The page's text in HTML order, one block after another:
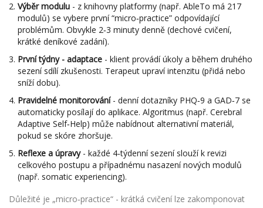
Výběr modulu - z knihovny platformy (např. AbleTo má 217
modulů) se vybere první “micro‑practice” odpovídající
problémům. Obvykle 2‑3 minuty denně (dechové cvičení,
krátké deníkové zadání).
První týdny - adaptace - klient provádí úkoly a během druhého
sezení sdílí zkušenosti. Terapeut upraví intenzitu (přidá nebo
sníží dobu).
Pravidelné monitorování- denní dotazníky PHQ‑9 a GAD‑7 se
automaticky posílají do aplikace. Algoritmus (např. Cerebral
Adaptive Self‑Help) může nabídnout alternativní materiál,
pokud se skóre zhoršuje.
Reflexe a úpravy- každé 4‑týdenní sezení slouží k revizi
celkového postupu a případnému nasazení nových modulů
(např. somatic experiencing).
Důležité je „micro‑practice“ - krátká cvičení lze zakomponovat